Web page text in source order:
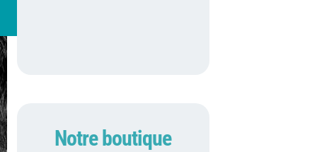
Notre boutique